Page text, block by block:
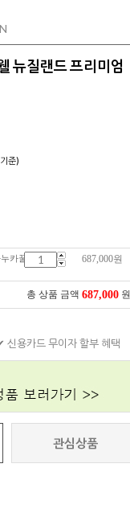
뉴질랜드 프리미엄
준)
카꿀
687,000원
총 상품 금액 687,000 원
신용카드 무이자 할부 혜택
관심상품